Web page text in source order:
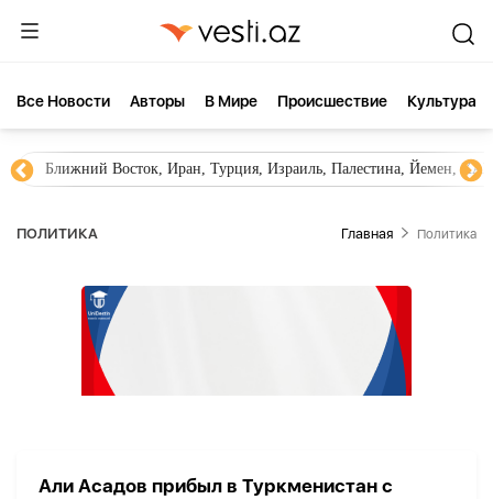
Все Новости Aвторы В Мире Происшествие Культура
Ближний Восток, Иран, Турция, Израиль, Палестина, Йемен,
ПОЛИТИКА Главная Политика
Али Асадов прибыл в Туркменистан с